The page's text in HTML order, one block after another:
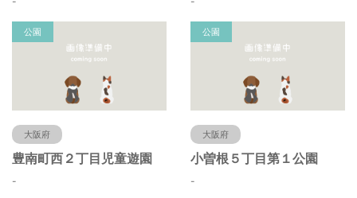
公園
大阪府
豊南町西２丁目児童遊園
-
公園
大阪府
小曽根５丁目第１公園
-